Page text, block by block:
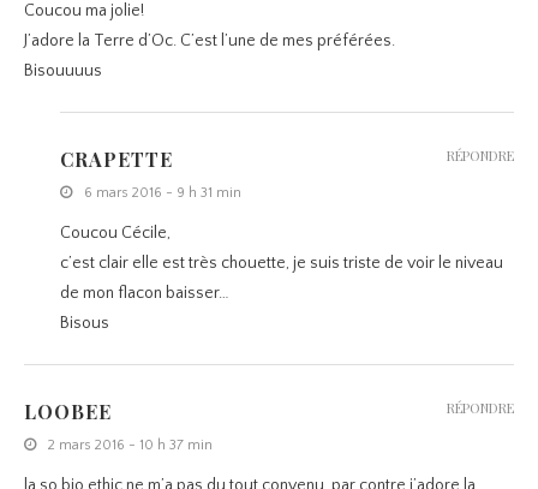
Coucou ma jolie!
J’adore la Terre d’Oc. C’est l’une de mes préférées.
Bisouuuus
CRAPETTE
6 mars 2016 - 9 h 31 min
Coucou Cécile,
c’est clair elle est très chouette, je suis triste de voir le niveau
de mon flacon baisser…
Bisous
RÉPONDRE
LOOBEE
2 mars 2016 - 10 h 37 min
RÉPONDRE